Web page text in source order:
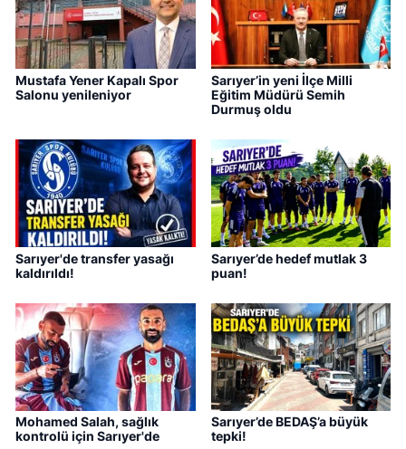
Mustafa Yener Kapalı Spor
Salonu yenileniyor
Sarıyer’in yeni İlçe Milli
Eğitim Müdürü Semih
Durmuş oldu
Sarıyer'de transfer yasağı
kaldırıldı!
Sarıyer’de hedef mutlak 3
puan!
Mohamed Salah, sağlık
kontrolü için Sarıyer'de
Sarıyer’de BEDAŞ’a büyük
tepki!